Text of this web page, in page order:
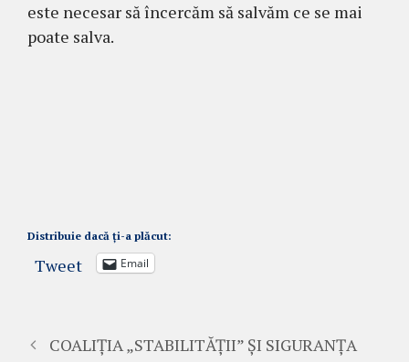
este necesar să încercăm să salvăm ce se mai
poate salva.
Distribuie dacă ți-a plăcut:
Tweet Email
COALIȚIA „STABILITĂȚII” ȘI SIGURANȚA